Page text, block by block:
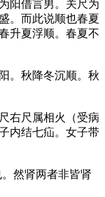
阳借言男。关尺为
。而此说顺也春夏
升夏浮顺。春夏不
。秋降冬沉顺。秋
右尺属相火（受病
内结七疝。女子带
然肾两者非皆肾